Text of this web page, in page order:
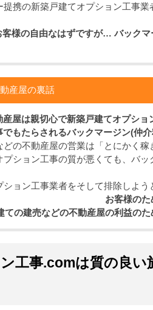
携の新築戸建てオプション工事
客様の自由なはずですが… バック
産屋の裏話
屋は親切心で新築戸建てオプシ
もたらされるバックマージン(仲
どの不動産屋の営業は「とにかく
プション工事の質が悪くても、バ
ョン工事業者をそして排除しよう
お客様の
ての建売などの不動産屋の利益の
工事.comは質の良い